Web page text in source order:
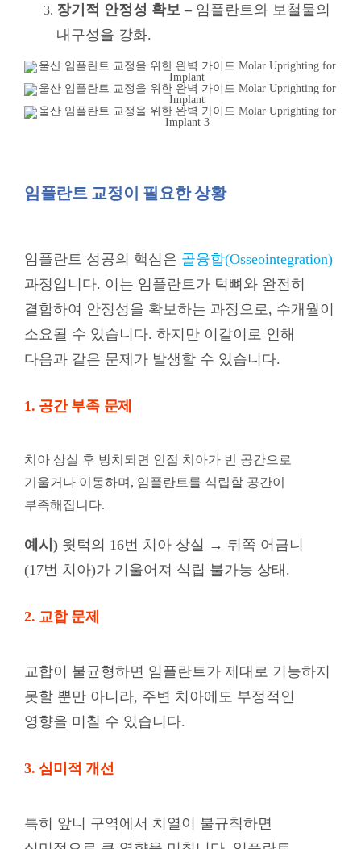
장기적 안정성 확보 –임플란트와 보철물의
내구성을 강화.
임플란트 교정이 필요한 상황
임플란트 성공의 핵심은 골융합(Osseointegration)
과정입니다. 이는 임플란트가 턱뼈와 완전히
결합하여 안정성을 확보하는 과정으로, 수개월이
소요될 수 있습니다. 하지만 이갈이로 인해
다음과 같은 문제가 발생할 수 있습니다.
1. 공간 부족 문제
치아 상실 후 방치되면 인접 치아가 빈 공간으로
기울거나 이동하며, 임플란트를 식립할 공간이
부족해집니다.
예시)윗턱의 16번 치아 상실 → 뒤쪽 어금니
(17번 치아)가 기울어져 식립 불가능 상태.
2. 교합 문제
교합이 불균형하면 임플란트가 제대로 기능하지
못할 뿐만 아니라, 주변 치아에도 부정적인
영향을 미칠 수 있습니다.
3. 심미적 개선
특히 앞니 구역에서 치열이 불규칙하면